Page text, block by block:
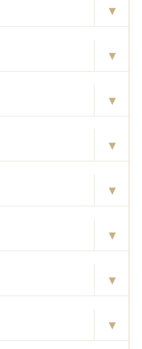
▾
▾
▾
▾
▾
▾
▾
▾